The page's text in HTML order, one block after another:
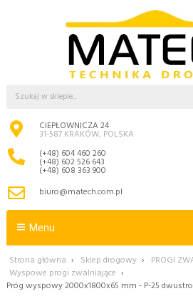
CIEPŁOWNICZA 24
31-587 KRAKÓW, POLSKA
(+48) 604 460 260
(+48) 602 526 643
(+48) 608 363 900
biuro@matech.com.pl
Menu
Strona główna › Sklep drogowy › PROGI
Wyspowe progi zwalniające ›
Próg wyspowy 2000x1800x65 mm - P-25